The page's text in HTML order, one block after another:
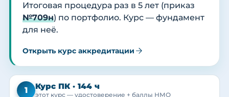
Итоговая процедура раз в 5 лет (приказ
№709н) по портфолио. Курс — фундамент
для неё.
Открыть курс аккредитации
1 Курс ПК · 144 ч
этот курс — удостоверение + баллы НМО